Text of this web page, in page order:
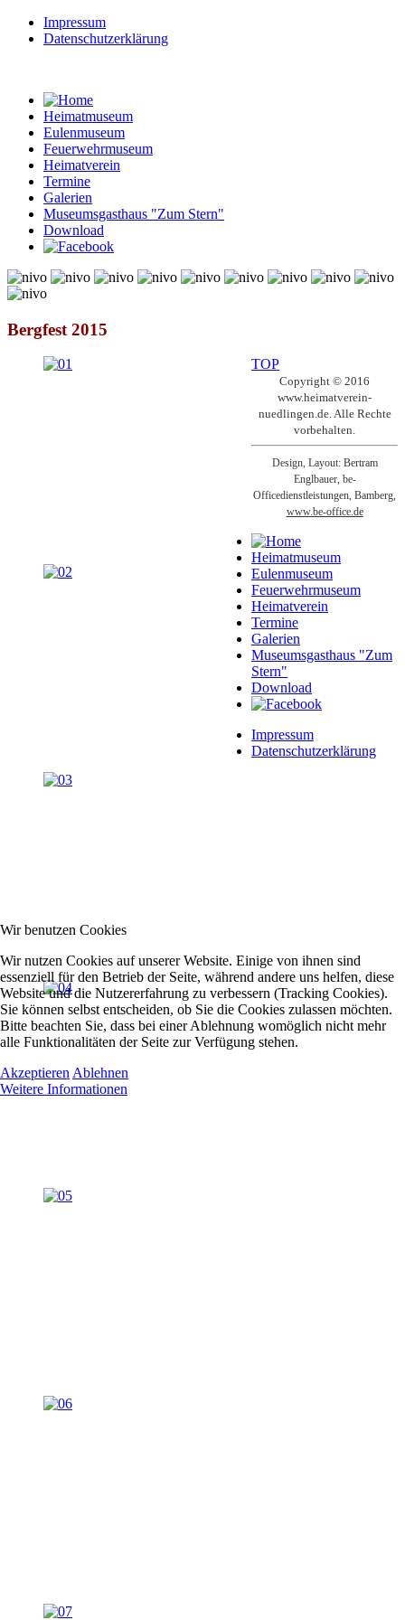
Impressum
Datenschutzerklärung
Heimatmuseum
Eulenmuseum
Feuerwehrmuseum
Heimatverein
Termine
Galerien
Museumsgasthaus "Zum Stern"
Download
Bergfest 2015
TOP
Copyright © 2016
www.heimatverein-
nuedlingen.de. Alle Rechte
vorbehalten.
Design, Layout: Bertram
Englbauer, be-
Officedienstleistungen, Bamberg,
www.be-office.de
Heimatmuseum
Eulenmuseum
Feuerwehrmuseum
Heimatverein
Termine
Galerien
Museumsgasthaus "Zum
Stern"
Download
Impressum
Datenschutzerklärung
Wir benutzen Cookies
Wir nutzen Cookies auf unserer Website. Einige von ihnen sind
essenziell für den Betrieb der Seite, während andere uns helfen, diese
Website und die Nutzererfahrung zu verbessern (Tracking Cookies).
Sie können selbst entscheiden, ob Sie die Cookies zulassen möchten.
Bitte beachten Sie, dass bei einer Ablehnung womöglich nicht mehr
alle Funktionalitäten der Seite zur Verfügung stehen.
Akzeptieren Ablehnen
Weitere Informationen